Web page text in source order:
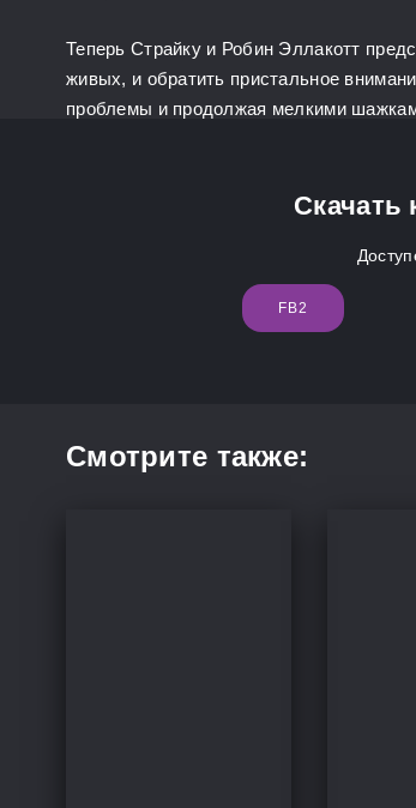
Теперь Страйку и Робин Эллакотт
живых, и обратить пристальное
проблемы и продолжая мелкими
Скачать
FB2
Смотрите также: